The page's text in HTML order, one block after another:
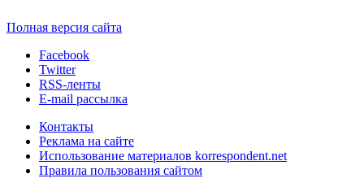
Полная версия сайта
Facebook
Twitter
RSS-ленты
E-mail рассылка
Контакты
Реклама на сайте
Использование материалов korrespondent.net
Правила пользования сайтом